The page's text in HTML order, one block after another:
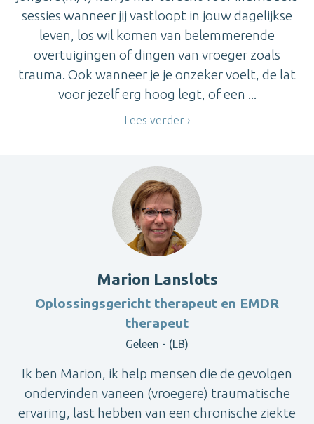
sessies wanneer jij vastloopt in jouw dagelijkse
leven, los wil komen van belemmerende
overtuigingen of dingen van vroeger zoals
trauma. Ook wanneer je je onzeker voelt, de lat
voor jezelf erg hoog legt, of een ...
Lees verder
Marion Lanslots
Oplossingsgericht therapeut en EMDR
therapeut
Geleen - (LB)
Ik ben Marion, ik help mensen die de gevolgen
ondervinden vaneen (vroegere) traumatische
ervaring, last hebben van een chronische ziekte